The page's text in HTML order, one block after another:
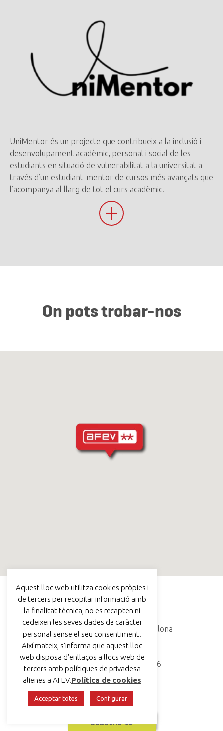
UniMentor és un projecte que contribueix a la inclusió i
desenvolupament acadèmic, personal i social de les
estudiants en situació de vulnerabilitat a la universitat a
través d’un estudiant-mentor de cursos més avançats que
l’acompanya al llarg de tot el curs acadèmic.
+
On pots trobar-nos
AFEV BARCELONA
C/ Avinyó, 44, 3r, 08002 Barcelona
voluntariat@afev.org
93 624 17 19
633 26 46 26
Subscriu-te
Aquest lloc web utilitza cookies pròpies i
de tercers per recopilar informació amb
la finalitat tècnica, no es recapten ni
cedeixen les seves dades de caràcter
personal sense el seu consentiment.
Així mateix, s'informa que aquest lloc
web disposa d'enllaços a llocs web de
tercers amb polítiques de privadesa
alienes a AFEV.Política de cookies
Acceptar totes Configurar